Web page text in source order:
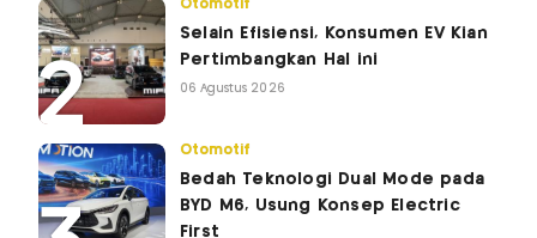
Otomotif
Selain Efisiensi, Konsumen EV Kian
Pertimbangkan Hal ini
06 Agustus 2026
Otomotif
Bedah Teknologi Dual Mode pada
BYD M6, Usung Konsep Electric
First